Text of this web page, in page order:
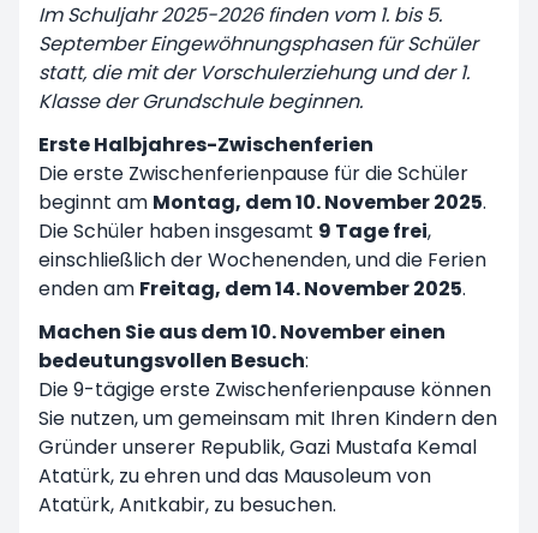
Im Schuljahr 2025-2026 finden vom 1. bis 5.
September Eingewöhnungsphasen für Schüler
statt, die mit der Vorschulerziehung und der 1.
Klasse der Grundschule beginnen.
Erste Halbjahres-Zwischenferien
Die erste Zwischenferienpause für die Schüler
beginnt am Montag, dem 10. November 2025.
Die Schüler haben insgesamt 9 Tage frei,
einschließlich der Wochenenden, und die Ferien
enden am Freitag, dem 14. November 2025.
Machen Sie aus dem 10. November einen
bedeutungsvollen Besuch:
Die 9-tägige erste Zwischenferienpause können
Sie nutzen, um gemeinsam mit Ihren Kindern den
Gründer unserer Republik, Gazi Mustafa Kemal
Atatürk, zu ehren und das Mausoleum von
Atatürk, Anıtkabir, zu besuchen.